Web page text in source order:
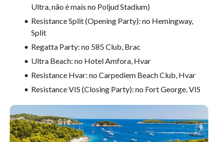
Ultra, não é mais no Poljud Stadium)
Resistance Split (Opening Party): no Hemingway,
Split
Regatta Party: no 585 Club, Brac
Ultra Beach: no Hotel Amfora, Hvar
Resistance Hvar: no Carpediem Beach Club, Hvar
Resistance VIS (Closing Party): no Fort George, VIS